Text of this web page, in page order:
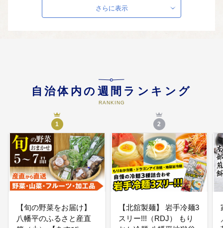
を図ります。 ・地域の将来を担う
人材育成費用などに活用します。
農畜産物のブランド化、滞在型観
光の推進、企業誘致等を行い、元
気な産業の形成を目指します。 ・
八幡平市が誇るブランド「安代り
んどう」の研究開発等費用に活用
します。
さらに表示
自治体内の週間ランキング
RANKING
1
【旬の野菜をお届け】
八幡平のふるさと産直
2
【北舘製麺】 岩手冷麺3
スリー!!!（RDJ） もり